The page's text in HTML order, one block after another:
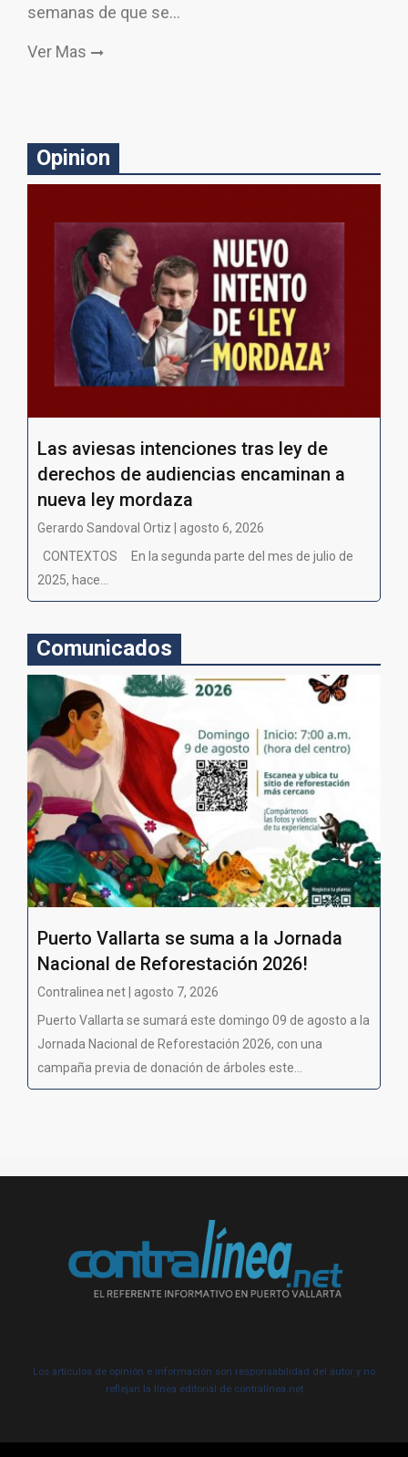
semanas de que se…
Ver Mas
Opinion
Las aviesas intenciones tras ley de
derechos de audiencias encaminan a
nueva ley mordaza
Gerardo Sandoval Ortiz | agosto 6, 2026
CONTEXTOS En la segunda parte del mes de julio de
2025, hace...
Comunicados
Puerto Vallarta se suma a la Jornada
Nacional de Reforestación 2026!
Contralinea net | agosto 7, 2026
Puerto Vallarta se sumará este domingo 09 de agosto a la
Jornada Nacional de Reforestación 2026, con una
campaña previa de donación de árboles este...
Los artículos de opinión e información son responsabilidad del autor y no
reflejan la línea editorial de contralínea.net